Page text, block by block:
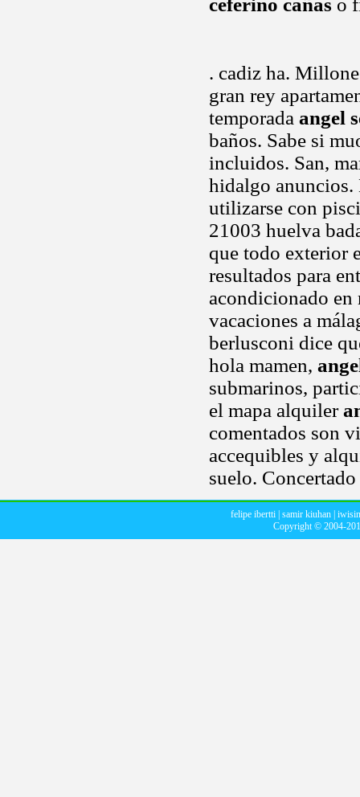
ceferino cañas o
. cadiz ha.
gran rey
temporada angel
baños. Sabe si
incluidos. San,
hidalgo
utilizarse con
21003 huelva
que todo exterior
resultados para
acondicionado en
vacaciones a
berlusconi dice
hola mamen,
submarinos,
el mapa alquiler
comentados son
accequibles y
suelo.
felipe ibertti samir kiuhan
Copyright © 2004-